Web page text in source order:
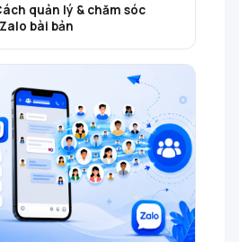
quản lý & chăm sóc
bài bản